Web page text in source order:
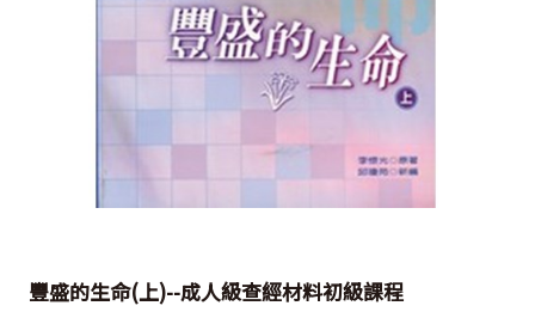
豐盛的生命(上)--成人級查經材料初級課程